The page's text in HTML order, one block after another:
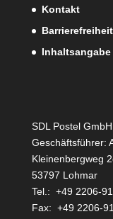
Kontakt
Inhaltsangabe
SDL Postel GmbH
Geschäftsführer:
Kleinenbergweg
53797 Lohmar
Tel.: +49 2206-
Fax: +49 2206-